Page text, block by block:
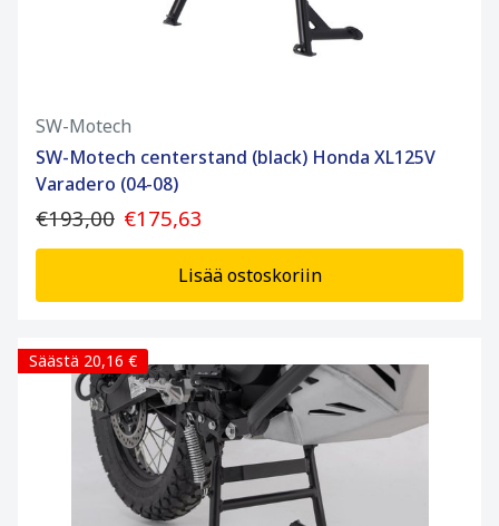
SW-Motech
SW-Motech centerstand (black) Honda XL125V
Varadero (04-08)
€193,00 €175,63
Lisää ostoskoriin
Säästä 20,16 €